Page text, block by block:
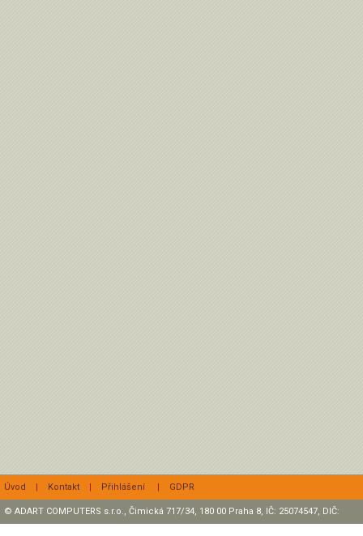
Úvod | Kontakt | Přihlášení | GDPR
© ADART COMPUTERS s.r.o., Čimická 717/34, 180 00 Praha 8, IČ: 25074547, DIČ: